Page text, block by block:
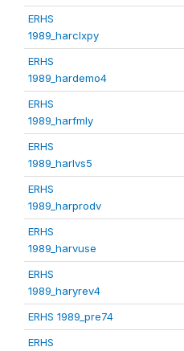
ERHS
1989_harclxpy
ERHS
1989_hardemo4
ERHS
1989_harfmly
ERHS
1989_harlvs5
ERHS
1989_harprodv
ERHS
1989_harvuse
ERHS
1989_haryrev4
ERHS 1989_pre74
ERHS